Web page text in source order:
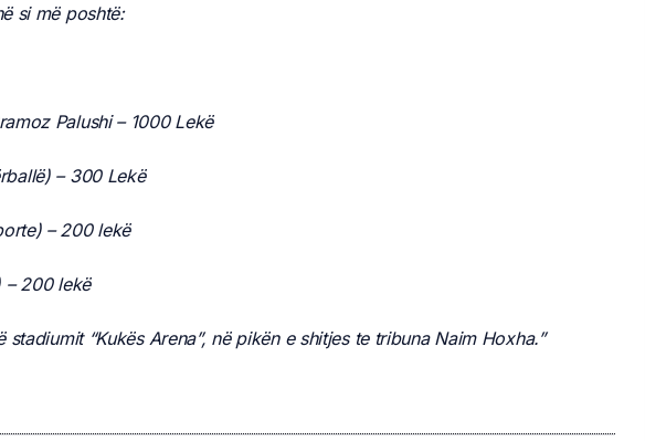
si më poshtë:
Palushi – 1000 Lekë
– 300 Lekë
– 200 lekë
– 200 lekë
“Kukës Arena”, në pikën e shitjes te tribuna Naim Hoxha.”